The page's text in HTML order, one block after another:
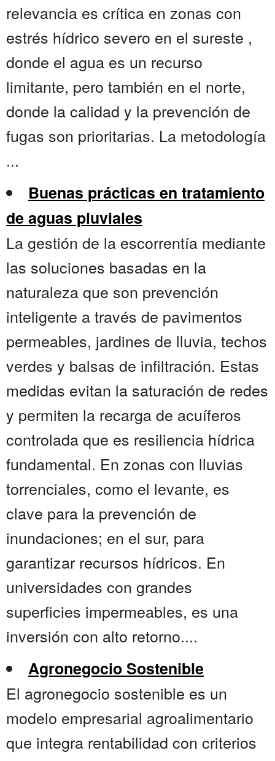
relevancia es crítica en zonas con
estrés hídrico severo en el sureste ,
donde el agua es un recurso
limitante, pero también en el norte,
donde la calidad y la prevención de
fugas son prioritarias. La metodología
...
Buenas prácticas en tratamiento
de aguas pluviales
La gestión de la escorrentía mediante
las soluciones basadas en la
naturaleza que son prevención
inteligente a través de pavimentos
permeables, jardines de lluvia, techos
verdes y balsas de infiltración. Estas
medidas evitan la saturación de redes
y permiten la recarga de acuíferos
controlada que es resiliencia hídrica
fundamental. En zonas con lluvias
torrenciales, como el levante, es
clave para la prevención de
inundaciones; en el sur, para
garantizar recursos hídricos. En
universidades con grandes
superficies impermeables, es una
inversión con alto retorno....
Agronegocio Sostenible
El agronegocio sostenible es un
modelo empresarial agroalimentario
que integra rentabilidad con criterios